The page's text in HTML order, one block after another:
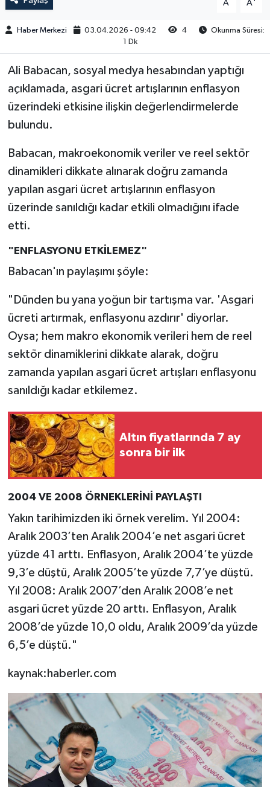
A A
Haber Merkezi 03.04.2026 - 09:42 4
Okunma Süresi:
1 Dk
Ali Babacan, sosyal medya hesabından yaptığı
açıklamada, asgari ücret artışlarının enflasyon
üzerindeki etkisine ilişkin değerlendirmelerde
bulundu.
Babacan, makroekonomik veriler ve reel sektör
dinamikleri dikkate alınarak doğru zamanda
yapılan asgari ücret artışlarının enflasyon
üzerinde sanıldığı kadar etkili olmadığını ifade
etti.
"ENFLASYONU ETKİLEMEZ"
Babacan'ın paylaşımı şöyle:
"Dünden bu yana yoğun bir tartışma var. 'Asgari
ücreti artırmak, enflasyonu azdırır' diyorlar.
Oysa; hem makro ekonomik verileri hem de reel
sektör dinamiklerini dikkate alarak, doğru
zamanda yapılan asgari ücret artışları enflasyonu
sanıldığı kadar etkilemez.
Altın fiyatlarında 7 ay
sonra bir ilk
2004 VE 2008 ÖRNEKLERİNİ PAYLAŞTI
Yakın tarihimizden iki örnek verelim. Yıl 2004:
Aralık 2003’ten Aralık 2004’e net asgari ücret
yüzde 41 arttı. Enflasyon, Aralık 2004’te yüzde
9,3’e düştü, Aralık 2005’te yüzde 7,7’ye düştü.
Yıl 2008: Aralık 2007’den Aralık 2008’e net
asgari ücret yüzde 20 arttı. Enflasyon, Aralık
2008’de yüzde 10,0 oldu, Aralık 2009’da yüzde
6,5’e düştü."
kaynak:haberler.com